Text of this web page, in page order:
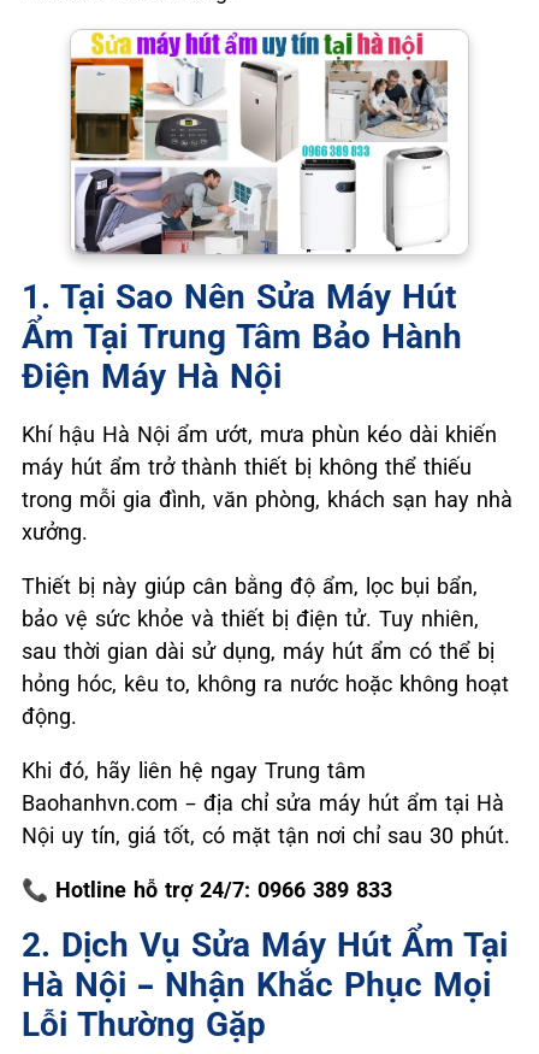
1. Tại Sao Nên Sửa Máy Hút
Ẩm Tại Trung Tâm Bảo Hành
Điện Máy Hà Nội
Khí hậu Hà Nội ẩm ướt, mưa phùn kéo dài khiến
máy hút ẩm trở thành thiết bị không thể thiếu
trong mỗi gia đình, văn phòng, khách sạn hay nhà
xưởng.
Thiết bị này giúp cân bằng độ ẩm, lọc bụi bẩn,
bảo vệ sức khỏe và thiết bị điện tử. Tuy nhiên,
sau thời gian dài sử dụng, máy hút ẩm có thể bị
hỏng hóc, kêu to, không ra nước hoặc không hoạt
động.
Khi đó, hãy liên hệ ngay Trung tâm
Baohanhvn.com – địa chỉ sửa máy hút ẩm tại Hà
Nội uy tín, giá tốt, có mặt tận nơi chỉ sau 30 phút.
📞 Hotline hỗ trợ 24/7: 0966 389 833
2. Dịch Vụ Sửa Máy Hút Ẩm Tại
Hà Nội – Nhận Khắc Phục Mọi
Lỗi Thường Gặp